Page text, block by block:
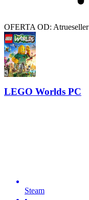
OFERTA OD: Atrueseller
LEGO Worlds PC
Steam